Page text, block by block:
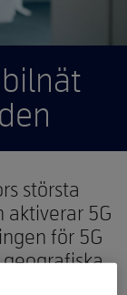
största
aktiverar 5G
för 5G